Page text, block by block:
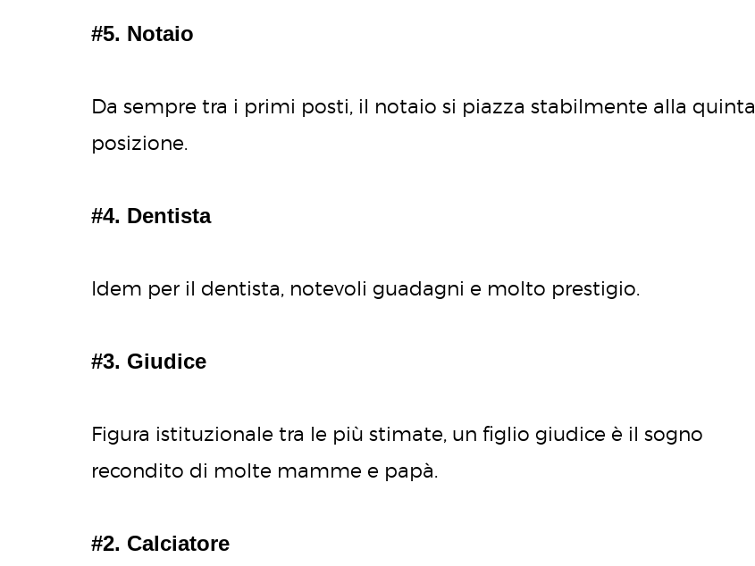
#5. Notaio
Da sempre tra i primi posti, il notaio si piazza stabilmente alla quinta
posizione.
#4. Dentista
Idem per il dentista, notevoli guadagni e molto prestigio.
#3. Giudice
Figura istituzionale tra le più stimate, un figlio giudice è il sogno
recondito di molte mamme e papà.
#2. Calciatore